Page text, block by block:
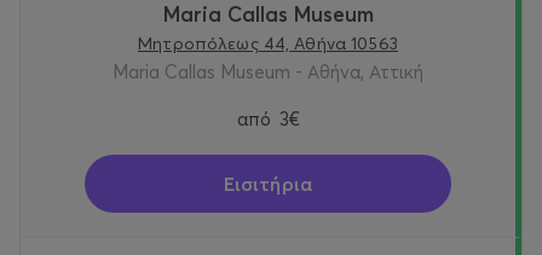
Maria Callas Museum
Μητροπόλεως 44, Αθήνα 10563
Maria Callas Museum - Αθήνα, Αττική
από 3€
Εισιτήρια